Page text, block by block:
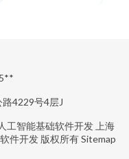
4229号4层J
人工智能基础软件开发 上海
件开发 版权所有Sitemap